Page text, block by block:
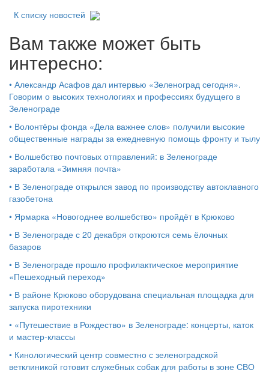
К списку новостей
Вам также может быть
интересно:
• Александр Асафов дал интервью «Зеленоград сегодня».
Говорим о высоких технологиях и профессиях будущего в
Зеленограде
• Волонтёры фонда «Дела важнее слов» получили высокие
общественные награды за ежедневную помощь фронту и тылу
• Волшебство почтовых отправлений: в Зеленограде
заработала «Зимняя почта»
• В Зеленограде открылся завод по производству автоклавного
газобетона
• Ярмарка «Новогоднее волшебство» пройдёт в Крюково
• В Зеленограде с 20 декабря откроются семь ёлочных
базаров
• В Зеленограде прошло профилактическое мероприятие
«Пешеходный переход»
• В районе Крюково оборудована специальная площадка для
запуска пиротехники
• «Путешествие в Рождество» в Зеленограде: концерты, каток
и мастер‑классы
• Кинологический центр совместно с зеленоградской
ветклиникой готовит служебных собак для работы в зоне СВО